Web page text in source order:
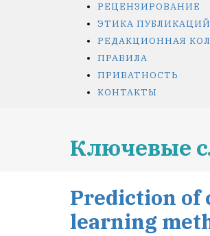
РЕЦЕНЗИРОВАНИЕ
ЭТИКА ПУБЛИКАЦИЙ
РЕДАКЦИОННАЯ
ПРАВИЛА
ПРИВАТНОСТЬ
КОНТАКТЫ
Ключевые
Prediction of
learning